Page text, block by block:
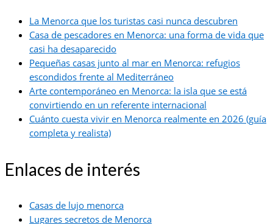
La Menorca que los turistas casi nunca descubren
Casa de pescadores en Menorca: una forma de vida que
casi ha desaparecido
Pequeñas casas junto al mar en Menorca: refugios
escondidos frente al Mediterráneo
Arte contemporáneo en Menorca: la isla que se está
convirtiendo en un referente internacional
Cuánto cuesta vivir en Menorca realmente en 2026 (guía
completa y realista)
Enlaces de interés
Casas de lujo menorca
Lugares secretos de Menorca